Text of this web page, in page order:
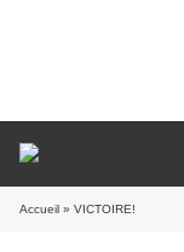
Accueil » VICTOIRE!